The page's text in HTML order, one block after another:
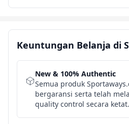
Keuntungan Belanja di
New & 100% Authentic
Semua produk
bergaransi serta telah
quality control secara ketat.